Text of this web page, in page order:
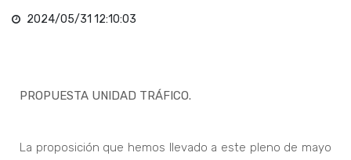
2024/05/31 12:10:03
PROPUESTA UNIDAD TRÁFICO.
La proposición que hemos llevado a este pleno de mayo